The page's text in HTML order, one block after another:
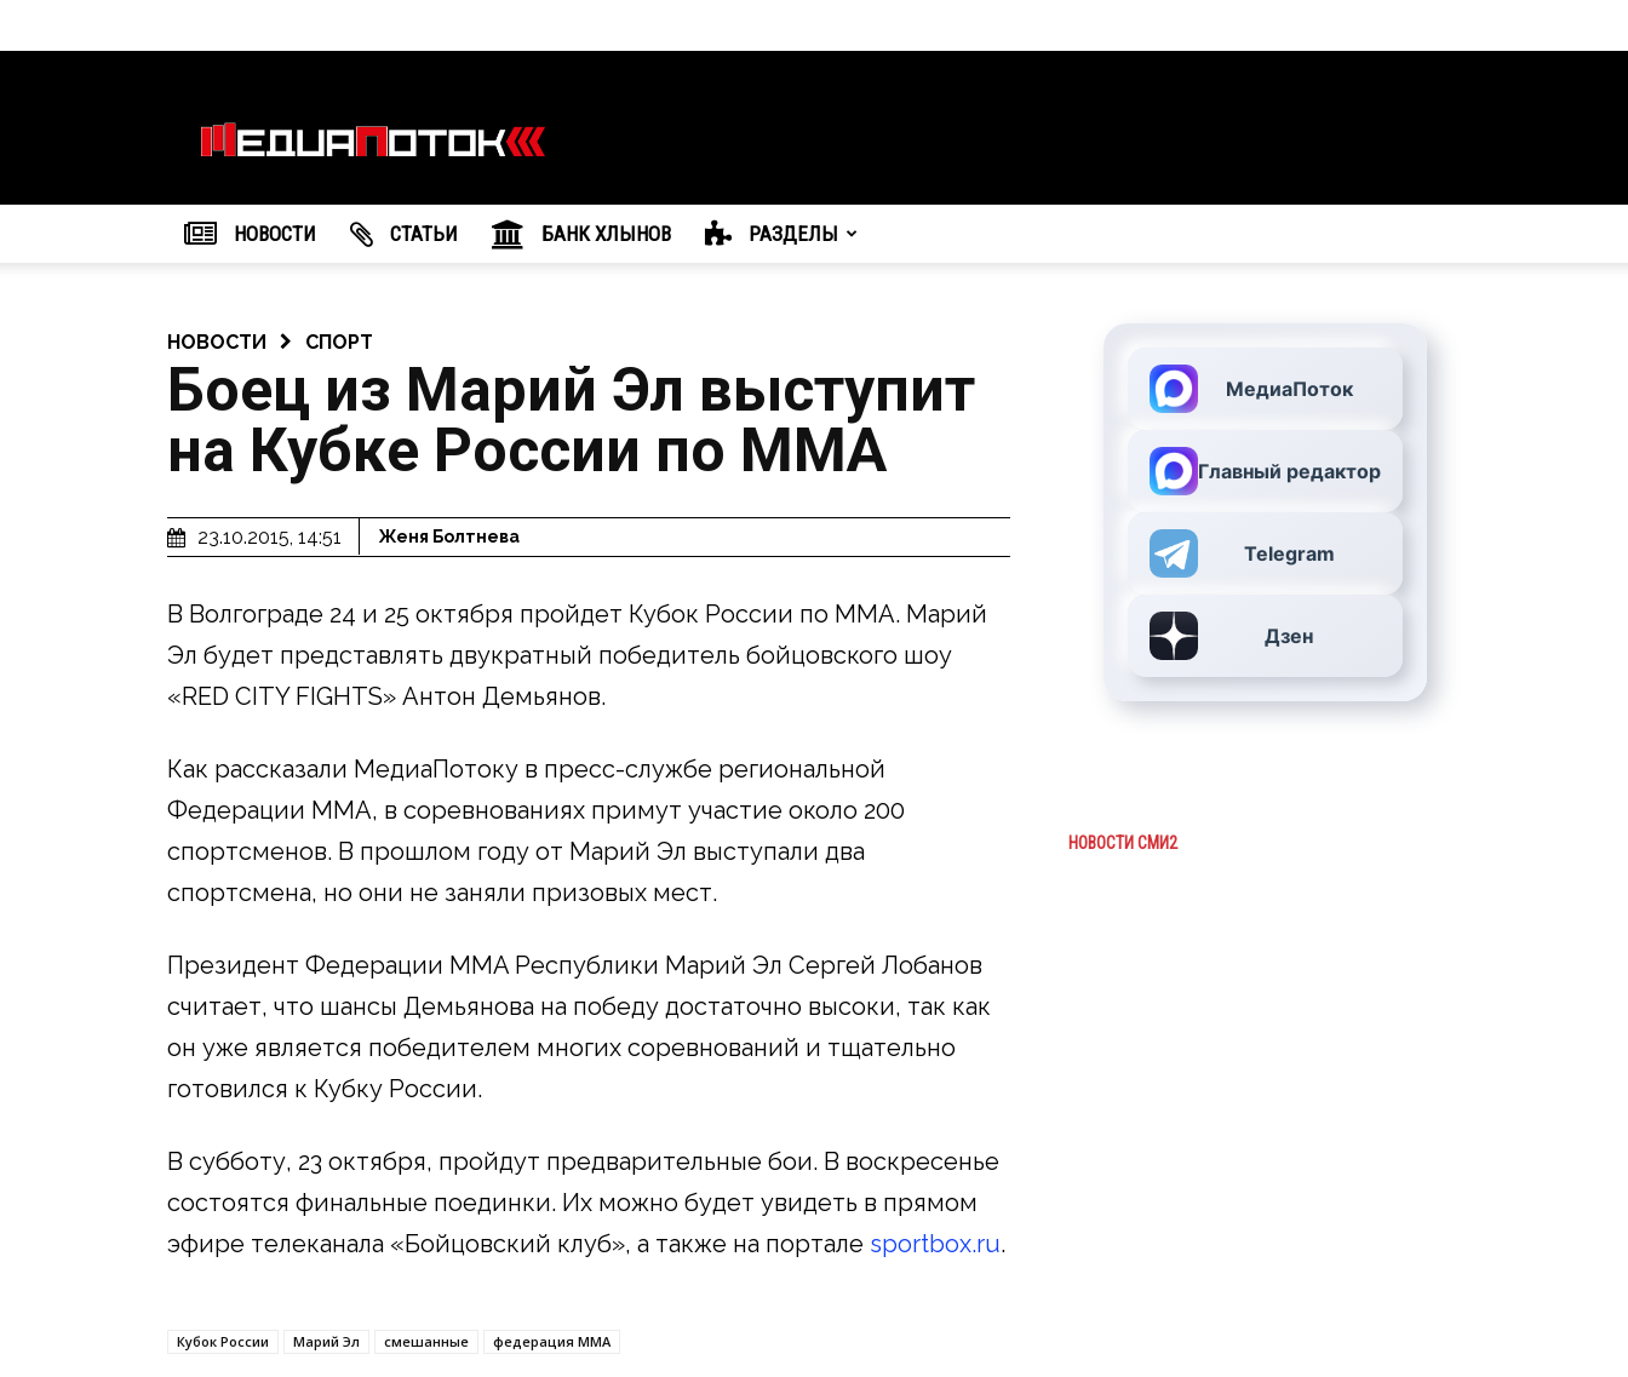
агентство
"МедиаПоток"
НОВОСТИ CТАТЬИ БАНК ХЛЫНОВ РАЗДЕЛЫ
НОВОСТИ СПОРТ
Боец из Марий Эл выступит
на Кубке России по ММА
23.10.2015, 14:51 Женя Болтнева
В Волгограде 24 и 25 октября пройдет Кубок России по MMA. Марий
Эл будет представлять двукратный победитель бойцовского шоу
«RED CITY FIGHTS» Антон Демьянов.
Как рассказали МедиаПотоку в пресс-службе региональной
Федерации ММА, в соревнованиях примут участие около 200
спортсменов. В прошлом году от Марий Эл выступали два
спортсмена, но они не заняли призовых мест.
Президент Федерации MMA Республики Марий Эл Сергей Лобанов
считает, что шансы Демьянова на победу достаточно высоки, так как
он уже является победителем многих соревнований и тщательно
готовился к Кубку России.
В субботу, 23 октября, пройдут предварительные бои. В воскресенье
состоятся финальные поединки. Их можно будет увидеть в прямом
эфире телеканала «Бойцовский клуб», а также на портале sportbox.ru.
Кубок России Марий Эл смешанные федерация ММА
МедиаПоток
Главный редактор
Telegram
Дзен
НОВОСТИ СМИ2